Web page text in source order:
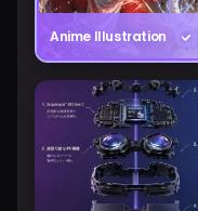
Anime Illustration